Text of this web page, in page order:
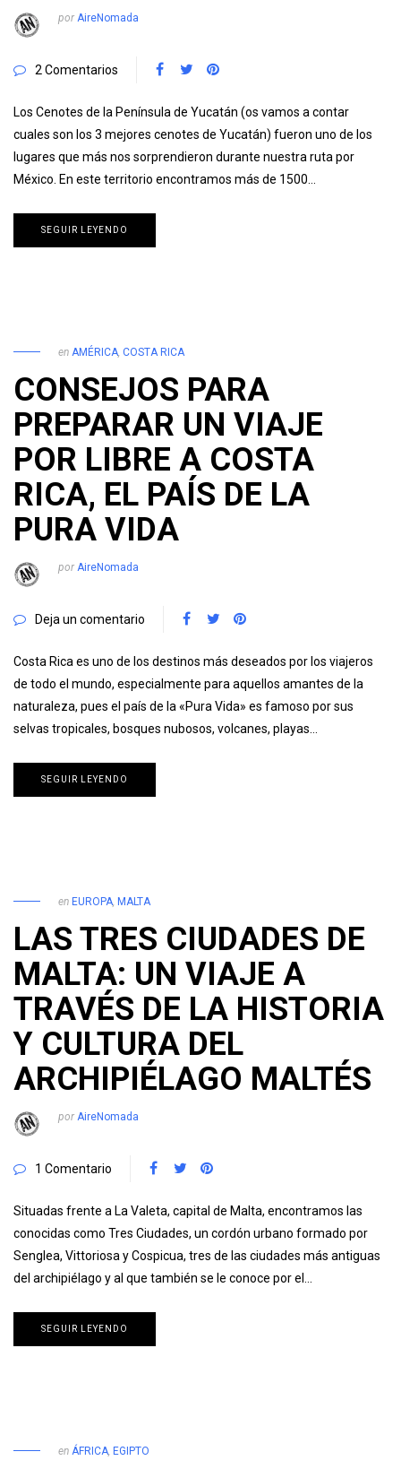
por AireNomada
2 Comentarios
Los Cenotes de la Península de Yucatán (os vamos a contar
cuales son los 3 mejores cenotes de Yucatán) fueron uno de los
lugares que más nos sorprendieron durante nuestra ruta por
México. En este territorio encontramos más de 1500…
SEGUIR LEYENDO
en AMÉRICA COSTA RICA
CONSEJOS PARA
PREPARAR UN VIAJE
POR LIBRE A COSTA
RICA, EL PAÍS DE LA
PURA VIDA
por AireNomada
Deja un comentario
Costa Rica es uno de los destinos más deseados por los viajeros
de todo el mundo, especialmente para aquellos amantes de la
naturaleza, pues el país de la «Pura Vida» es famoso por sus
selvas tropicales, bosques nubosos, volcanes, playas…
SEGUIR LEYENDO
en EUROPA MALTA
LAS TRES CIUDADES DE
MALTA: UN VIAJE A
TRAVÉS DE LA HISTORIA
Y CULTURA DEL
ARCHIPIÉLAGO MALTÉS
por AireNomada
1 Comentario
Situadas frente a La Valeta, capital de Malta, encontramos las
conocidas como Tres Ciudades, un cordón urbano formado por
Senglea, Vittoriosa y Cospicua, tres de las ciudades más antiguas
del archipiélago y al que también se le conoce por el…
SEGUIR LEYENDO
en ÁFRICA EGIPTO